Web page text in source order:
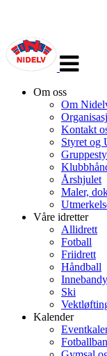
navigasjon
Om oss
Om
Kontakt
Styret og
Årshjulet
Maler,
Våre idretter
Allidrett
Fotball
Friidrett
Håndball
Innebandy
Ski
Kalender